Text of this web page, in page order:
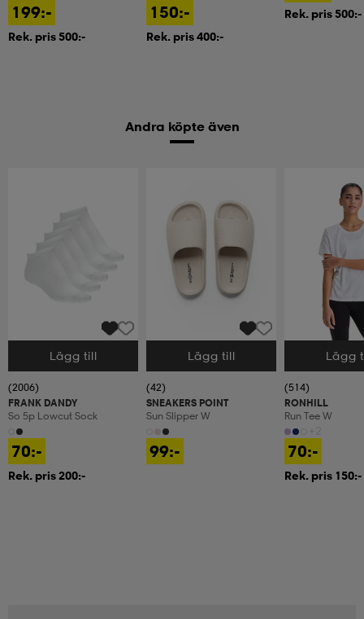
199:-
Rek. pris 500:-
150:-
Rek. pris 400:-
Rek. pris 500:-
Andra köpte även
Välj storlek
Lägg till
(2006)
FRANK DANDY
So 5p Lowcut Sock
70:-
Rek. pris 200:-
Välj storlek
Lägg till
(42)
SNEAKERS POINT
Sun Slipper W
99:-
Välj storlek
Lägg
(514)
RONHILL
Run Tee W
70:-
Rek. pris 150:-